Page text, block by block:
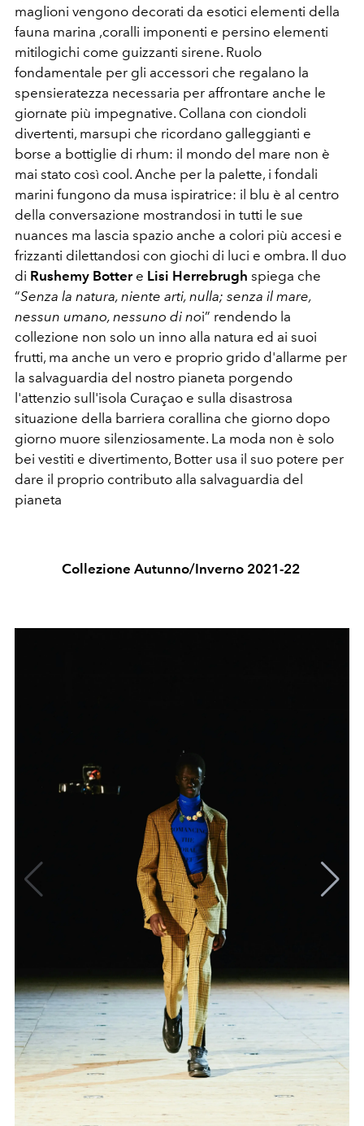
maglioni vengono decorati da esotici elementi della
fauna marina ,coralli imponenti e persino elementi
mitilogichi come guizzanti sirene. Ruolo
fondamentale per gli accessori che regalano la
spensieratezza necessaria per affrontare anche le
giornate più impegnative. Collana con ciondoli
divertenti, marsupi che ricordano galleggianti e
borse a bottiglie di rhum: il mondo del mare non è
mai stato così cool. Anche per la palette, i fondali
marini fungono da musa ispiratrice: il blu è al centro
della conversazione mostrandosi in tutti le sue
nuances ma lascia spazio anche a colori più accesi e
frizzanti dilettandosi con giochi di luci e ombra. Il duo
di Rushemy Botter e Lisi Herrebrugh spiega che
“Senza la natura, niente arti, nulla; senza il mare,
nessun umano, nessuno di noi” rendendo la
collezione non solo un inno alla natura ed ai suoi
frutti, ma anche un vero e proprio grido d'allarme per
la salvaguardia del nostro pianeta porgendo
l'attenzio sull'isola Curaçao e sulla disastrosa
situazione della barriera corallina che giorno dopo
giorno muore silenziosamente. La moda non è solo
bei vestiti e divertimento, Botter usa il suo potere per
dare il proprio contributo alla salvaguardia del
pianeta
Collezione Autunno/Inverno 2021-22